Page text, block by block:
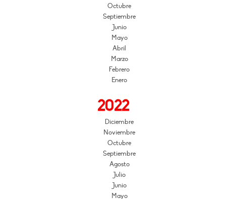
Octubre
Septiembre
Junio
Mayo
Abril
Marzo
Febrero
Enero
2022
Diciembre
Noviembre
Octubre
Septiembre
Agosto
Julio
Junio
Mayo